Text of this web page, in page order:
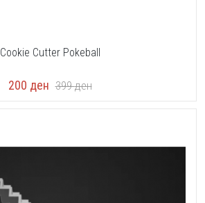
Cookie Cutter Pokeball
200 ден 399ден